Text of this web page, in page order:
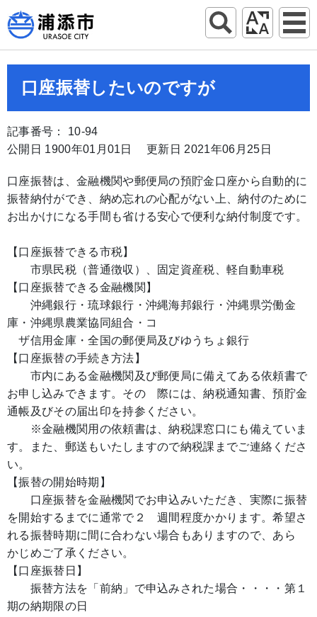
口座振替したいのですが
記事番号： 10-94
公開日 1900年01月01日
更新日 2021年06月25日
口座振替は、金融機関や郵便局の預貯金口座から自動的に
振替納付ができ、納め忘れの心配がない上、納付のために
お出かけになる手間も省ける安心で便利な納付制度です。
【口座振替できる市税】
市県民税（普通徴収）、固定資産税、軽自動車税
【口座振替できる金融機関】
沖縄銀行・琉球銀行・沖縄海邦銀行・沖縄県労働金
庫・沖縄県農業協同組合・コ
ザ信用金庫・全国の郵便局及びゆうちょ銀行
【口座振替の手続き方法】
市内にある金融機関及び郵便局に備えてある依頼書で
お申し込みできます。その 際には、納税通知書、預貯金
通帳及びその届出印を持参ください。
※金融機関用の依頼書は、納税課窓口にも備えていま
す。また、郵送もいたしますので納税課までご連絡くださ
い。
【振替の開始時期】
口座振替を金融機関でお申込みいただき、実際に振替
を開始するまでに通常で２ 週間程度かかります。希望さ
れる振替時期に間に合わない場合もありますので、あら
かじめご了承ください。
【口座振替日】
振替方法を「前納」で申込みされた場合・・・・第１
期の納期限の日